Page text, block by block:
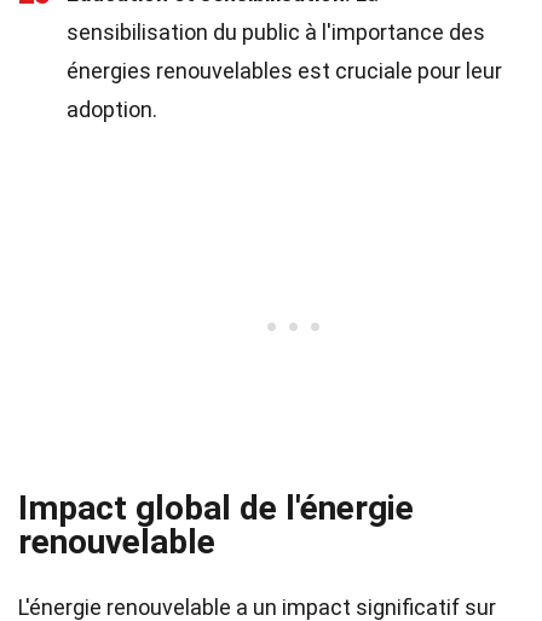
sensibilisation du public à l'importance des
énergies renouvelables est cruciale pour leur
adoption.
Impact global de l'énergie
renouvelable
L'énergie renouvelable a un impact significatif sur